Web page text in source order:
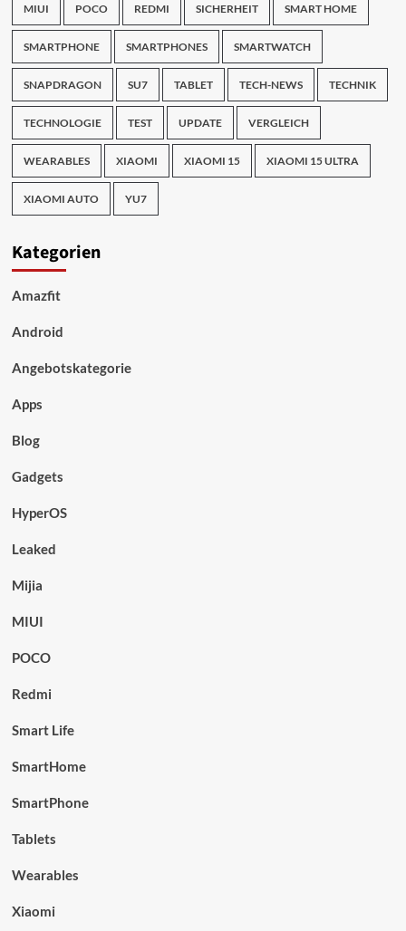
MIUI POCO REDMI SICHERHEIT SMART HOME
SMARTPHONE SMARTPHONES SMARTWATCH
SNAPDRAGON SU7 TABLET TECH-NEWS TECHNIK
TECHNOLOGIE TEST UPDATE VERGLEICH
WEARABLES XIAOMI XIAOMI 15 XIAOMI 15 ULTRA
XIAOMI AUTO YU7
Kategorien
Amazfit
Android
Angebotskategorie
Apps
Blog
Gadgets
HyperOS
Leaked
Mijia
MIUI
POCO
Redmi
Smart Life
SmartHome
SmartPhone
Tablets
Wearables
Xiaomi